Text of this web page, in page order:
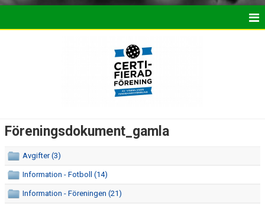
FRISPARKEN
BLI MEDLEM
Föreningsdokument_gamla
Avgifter (3)
Information - Fotboll (14)
Information - Föreningen (21)